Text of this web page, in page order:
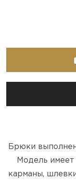
Брюки
Модель
карманы,